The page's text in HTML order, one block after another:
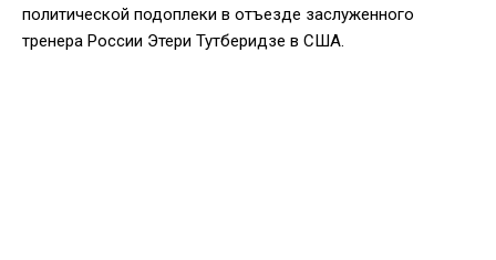
политической подоплеки в отъезде заслуженного
тренера России Этери Тутберидзе в США.